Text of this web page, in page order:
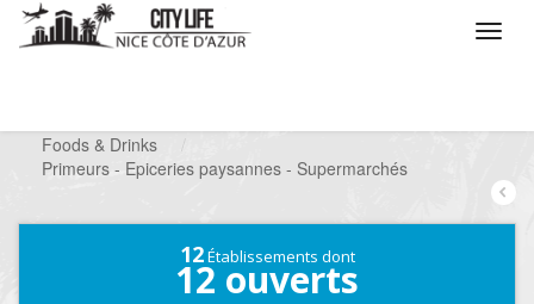
Foods & Drinks
/
Primeurs - Epiceries paysannes - Supermarchés
12Établissements dont
12 ouverts